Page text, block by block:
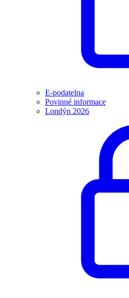
E-podatelna
Povinné informace
Londýn 2026